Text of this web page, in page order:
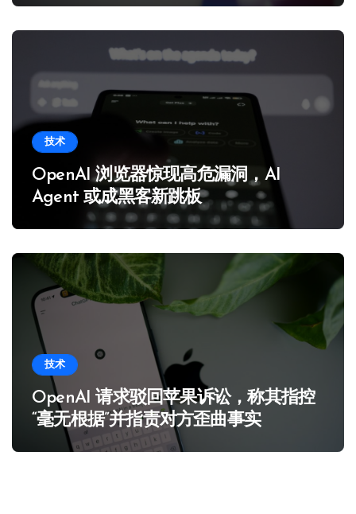
技术
OpenAI 浏览器惊现高危漏洞，AI
Agent 或成黑客新跳板
技术
OpenAI 请求驳回苹果诉讼，称其指控
“毫无根据”并指责对方歪曲事实